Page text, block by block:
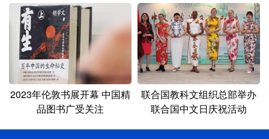
2023年伦敦书展开幕 中国精
品图书广受关注
联合国教科文组织总部举办
联合国中文日庆祝活动